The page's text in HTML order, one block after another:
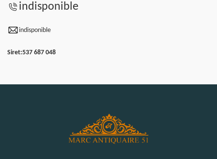
indisponible
indisponible
Siret:537 687 048